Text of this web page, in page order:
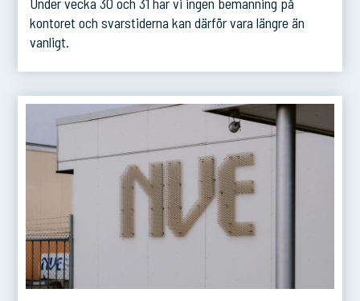
kontoret och svarstiderna kan därför vara längre än
vanligt.